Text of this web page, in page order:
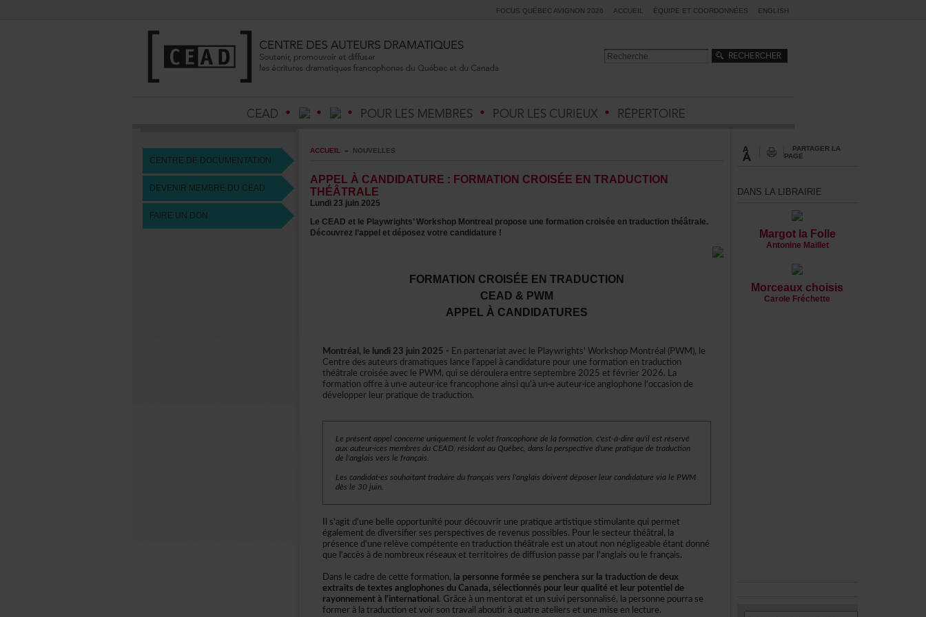
FOCUSQUÉBECAVIGNON2026 ACCUEIL ÉQUIPEETCOORDONNÉES ENGLISH
CENTREDEDOCUMENTATION
DEVENIRMEMBREDUCEAD
FAIREUNDON
ACCUEIL » NOUVELLES
APPELÀCANDIDATURE:FORMATIONCROISÉEENTRADUCTION
THÉÂTRALE
Lundi23juin2025
LeCEADetlePlaywrights’WorkshopMontrealproposeuneformationcroiséeentraductionthéâtrale.
Découvrezl’appeletdéposezvotrecandidature!
FORMATIONCROISÉEENTRADUCTION
CEAD&PWM
APPELÀCANDIDATURES
Montréal,lelundi23juin2025- EnpartenariataveclePlaywrights'WorkshopMontréal(PWM),le
Centredesauteursdramatiqueslancel'appelàcandidaturepouruneformationentraduction
théâtralecroiséeaveclePWM,quisedérouleraentreseptembre2025etfévrier2026.La
formationoffreàun·eauteur·icefrancophoneainsiqu'àun·eauteur·iceanglophonel'occasionde
développerleurpratiquedetraduction.
Leprésentappelconcerneuniquementlevoletfrancophonedelaformation,c'est-à-direqu'ilestréservé
auxauteur·icesmembresduCEAD,résidantauQuébec,danslaperspectived'unepratiquedetraduction
del'anglaisverslefrançais.
Lescandidat·essouhaitanttraduiredufrançaisversl'anglaisdoiventdéposerleurcandidaturevialePWM
dèsle30juin.
Ils'agitd'unebelleopportunitépourdécouvrirunepratiqueartistiquestimulantequipermet
égalementdediversifiersesperspectivesderevenuspossibles.Pourlesecteurthéâtral,la
présenced'unerelèvecompétenteentraductionthéâtraleestunatoutnonnégligeableétantdonné
quel'accèsàdenombreuxréseauxetterritoiresdediffusionpasseparl'anglaisoulefrançais.
Danslecadredecetteformation,l apersonneforméesepencherasurlatraductiondedeux
extraitsdetextesanglophonesduCanada,sélectionnéspourleurqualitéetleurpotentielde
rayonnementàl'international .Grâceàunmentoratetunsuivipersonnalisé,lapersonnepourrase
formeràlatraductionetvoirsontravailaboutiràquatreateliersetunemiseenlecture.
PARTAGERLA
PAGE
DANSLALIBRAIRIE
MargotlaFolle
AntonineMaillet
Morceauxchoisis
CaroleFréchette